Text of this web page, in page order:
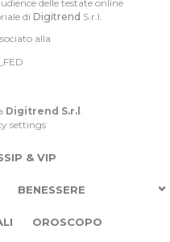
delle testate online
di Digitrend S.r.l.
alla
Digitrend S.r.l
settings
& VIP
BENESSERE
OROSCOPO